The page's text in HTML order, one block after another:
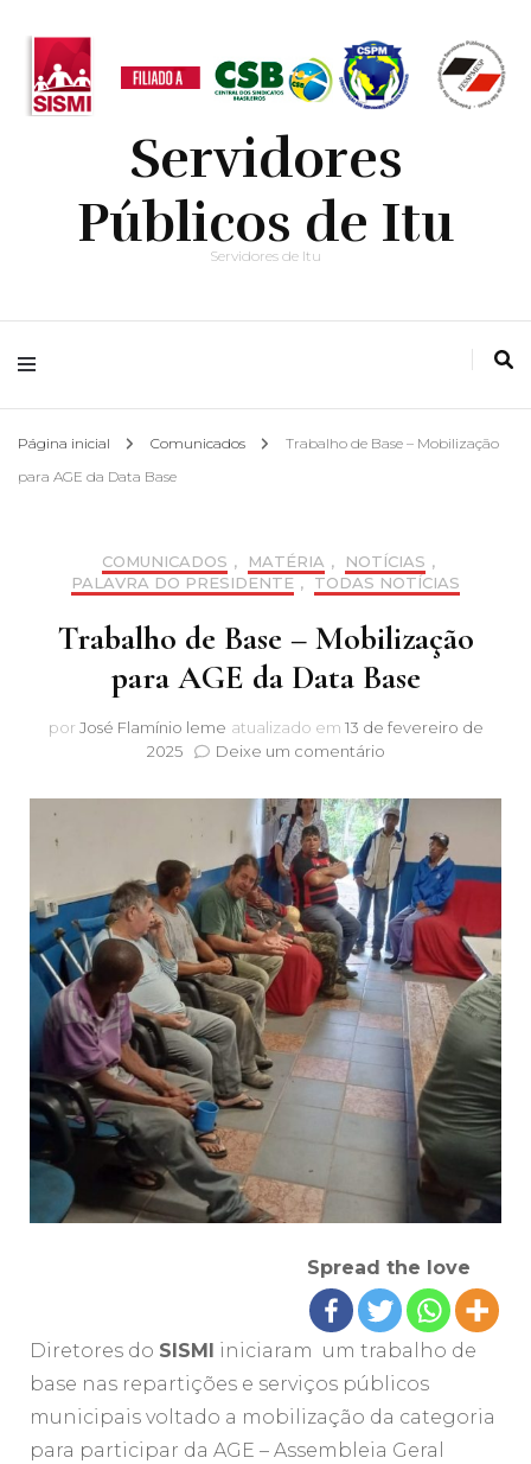
Servidores
Públicos de Itu
Servidores de Itu
Página inicial Comunicados
Trabalho de Base – Mobilização
para AGE da Data Base
COMUNICADOS , MATÉRIA , NOTÍCIAS ,
PALAVRA DO PRESIDENTE , TODAS NOTÍCIAS
Trabalho de Base – Mobilização
para AGE da Data Base
por José Flamínio leme atualizado em 13 de fevereiro de
2025
Deixe um comentárioem
de
Base
–
Mobilização
para
AGE
da
Data
Base
Spread the love
Diretores do SISMI
iniciaram um trabalho de
base nas repartições e serviços públicos
municipais voltado a mobilização da categoria
para participar da AGE – Assembleia Geral